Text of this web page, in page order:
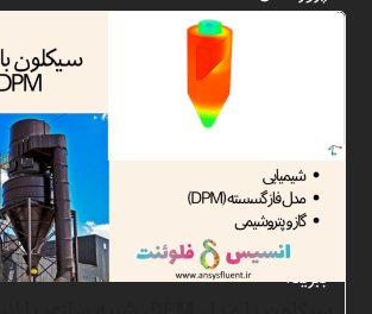
به
طور
کامل
ببرید.